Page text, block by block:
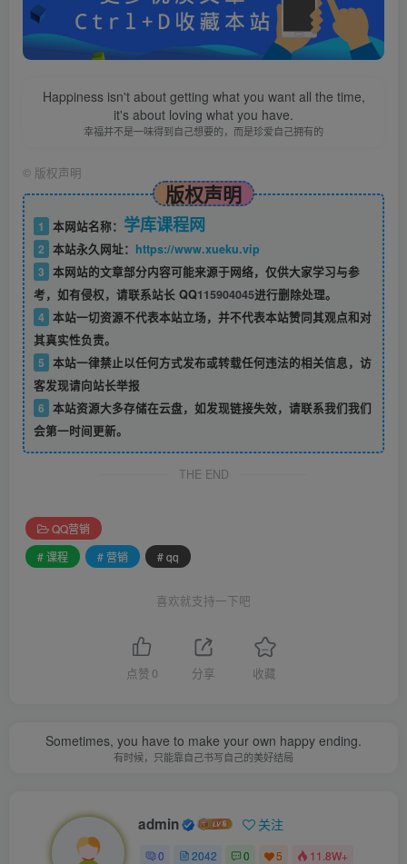
Happiness isn't about getting what you want all the time,
it's about loving what you have.
幸福并不是一味得到自己想要的，而是珍爱自己拥有的
© 版权声明
版权声明
1 本网站名称： 学库课程网
2 本站永久网址： https://www.xueku.vip
3 本网站的文章部分内容可能来源于网络，仅供大家学习与参
考，如有侵权，请联系站长 QQ115904045进行删除处理。
4 本站一切资源不代表本站立场，并不代表本站赞同其观点和对
其真实性负责。
5 本站一律禁止以任何方式发布或转载任何违法的相关信息，访
客发现请向站长举报
6 本站资源大多存储在云盘，如发现链接失效，请联系我们我们
会第一时间更新。
THE END
QQ营销
# 课程
# 营销 # qq
喜欢就支持一下吧
点赞 0 分享 收藏
Sometimes, you have to make your own happy ending.
有时候，只能靠自己书写自己的美好结局
admin 关注
0 2042 0 5 11.8W+